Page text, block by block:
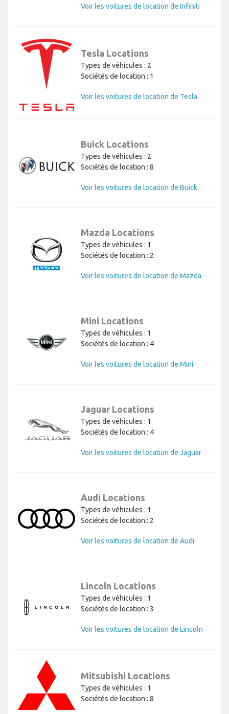
Voir les voitures de location de Infiniti
Tesla Locations
Types de véhicules : 2
Sociétés de location : 1
Voir les voitures de location de Tesla
Buick Locations
Types de véhicules : 2
Sociétés de location : 8
Voir les voitures de location de Buick
Mazda Locations
Types de véhicules : 1
Sociétés de location : 2
Voir les voitures de location de Mazda
Mini Locations
Types de véhicules : 1
Sociétés de location : 4
Voir les voitures de location de Mini
Jaguar Locations
Types de véhicules : 1
Sociétés de location : 4
Voir les voitures de location de Jaguar
Audi Locations
Types de véhicules : 1
Sociétés de location : 2
Voir les voitures de location de Audi
Lincoln Locations
Types de véhicules : 1
Sociétés de location : 3
Voir les voitures de location de Lincoln
Mitsubishi Locations
Types de véhicules : 1
Sociétés de location : 8